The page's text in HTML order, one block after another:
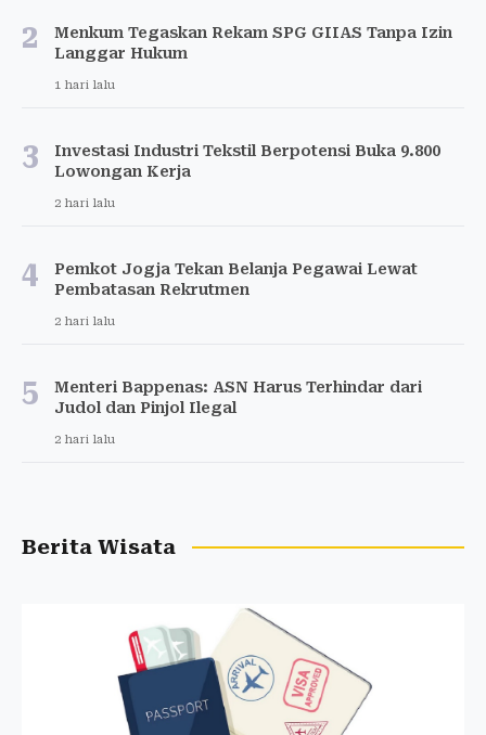
2
Menkum Tegaskan Rekam SPG GIIAS Tanpa Izin
Langgar Hukum
1 hari lalu
3
Investasi Industri Tekstil Berpotensi Buka 9.800
Lowongan Kerja
2 hari lalu
4
Pemkot Jogja Tekan Belanja Pegawai Lewat
Pembatasan Rekrutmen
2 hari lalu
5
Menteri Bappenas: ASN Harus Terhindar dari
Judol dan Pinjol Ilegal
2 hari lalu
Berita Wisata